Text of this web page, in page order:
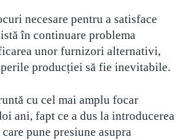
necesare pentru a satisface
în continuare problema
unor furnizori alternativi,
producției să fie inevitabile.
cu cel mai amplu focar
ani, fapt ce a dus la introducerea
pune presiune asupra